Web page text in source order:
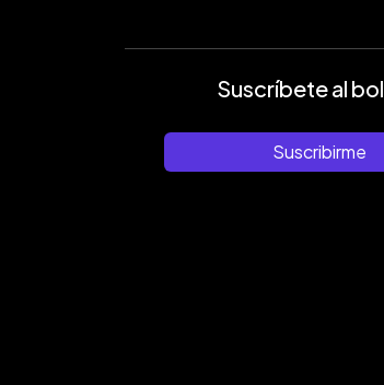
Suscríbete al
Suscribirme